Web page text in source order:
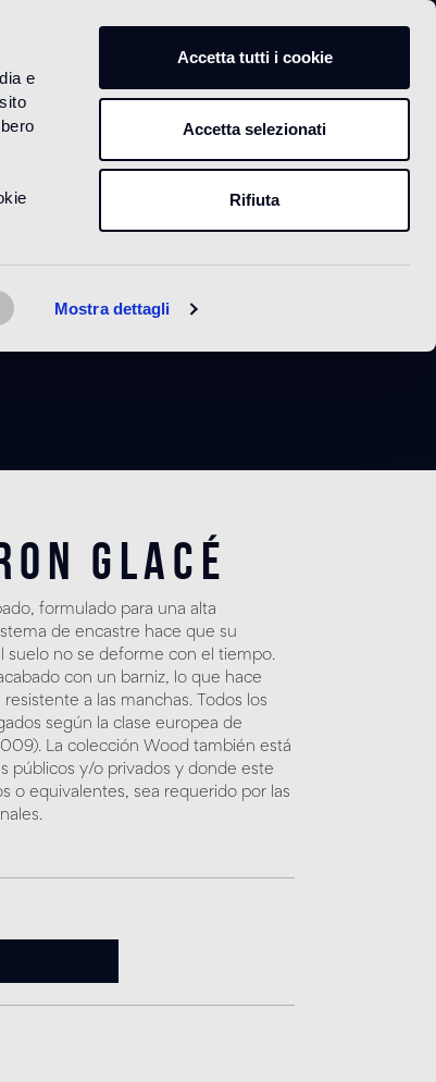
e
Mostra dettagli
Accetta tutti i cookie
Accetta selezionati
Rifiuta
Glacé
formulado para una alta
de encastre hace que su
suelo no se deforme con el tiempo.
con un barniz, lo que hace
a las manchas. Todos los
según la clase europea de
La colección Wood también está
públicos y/o privados y donde este
o equivalentes, sea requerido por las